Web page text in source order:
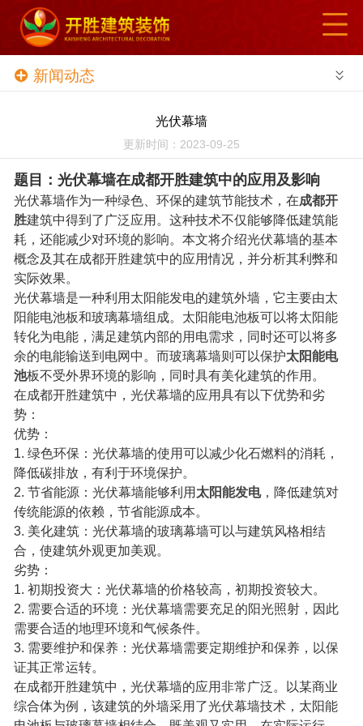
新闻动态
光伏幕墙
更新时间：2023-09-25
题目：光伏幕墙在成都开胜建筑中的应用及影响
光伏幕墙作为一种绿色、环保的建筑节能技术，在成都开
胜建筑中得到了广泛应用。这种技术不仅能够降低建筑能
耗，还能减少对环境的影响。本文将介绍光伏幕墙的基本
概念及其在成都开胜建筑中的应用情况，并分析其利弊和
实际效果。
光伏幕墙是一种利用太阳能发电的建筑外墙，它主要由太
阳能电池板和玻璃幕墙组成。太阳能电池板可以将太阳能
转化为电能，满足建筑内部的用电需求，同时还可以将多
余的电能输送到电网中。而玻璃幕墙则可以保护太阳能电
池板不受外界环境的影响，同时具有美化建筑的作用。
在成都开胜建筑中，光伏幕墙的应用具有以下优势和劣
势：
优势：
1. 绿色环保：光伏幕墙的使用可以减少化石燃料的消耗，
降低碳排放，有利于环境保护。
2. 节省能源：光伏幕墙能够利用 太阳能发电，降低建筑对
传统能源的依赖，节省能源成本。
3. 美化建筑：光伏幕墙的玻璃幕墙可以与建筑风格相结
合，使建筑外观更加美观。
劣势：
1. 初期投资大：光伏幕墙的价格较高，初期投资较大。
2. 需要合适的环境：光伏幕墙需要充足的阳光照射，因此
需要合适的地理环境和气候条件。
3. 需要维护和保养：光伏幕墙需要定期维护和保养，以保
证其正常运转。
在成都开胜建筑中，光伏幕墙的应用非常广泛。以某商业
综合体为例，该建筑的外墙采用了光伏幕墙技术，太阳能
网站导航
项目展览
案例展示
合作伙伴
招贤纳士
在线留言
联系我们